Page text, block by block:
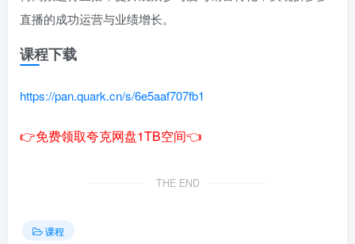
直播的成功运营与业绩增长。
课程下载
https://pan.quark.cn/s/6e5aaf707fb1
👉免费领取夸克网盘1TB空间👈
THE END
课程